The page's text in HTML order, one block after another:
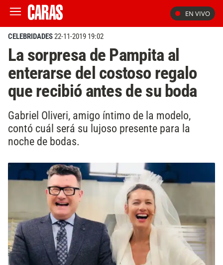
EN VIVO
CELEBRIDADES22-11-2019 19:02
La sorpresa de Pampita al
enterarse del costoso regalo
que recibió antes de su boda
Gabriel Oliveri, amigo íntimo de la modelo,
contó cuál será su lujoso presente para la
noche de bodas.